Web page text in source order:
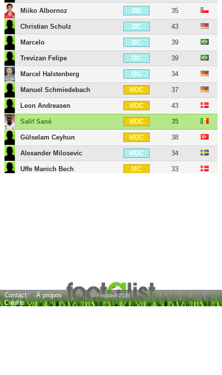
Miiko Albornoz DD 35
Christian Schulz DC 43
Marcelo DC 39
Trevizan Felipe DC 39
Marcel Halstenberg DG 34
Manuel Schmiedebach MDC 37
Leon Andreasen MDC 43
Salif Sané MDC 35
Gülselam Ceyhun MDC 38
Alexander Milosevic MDC 34
Uffe Manich Bech MC 33
Hugo Almeida BU 42
Contact
À propos
Crédits
© Footalist 2026